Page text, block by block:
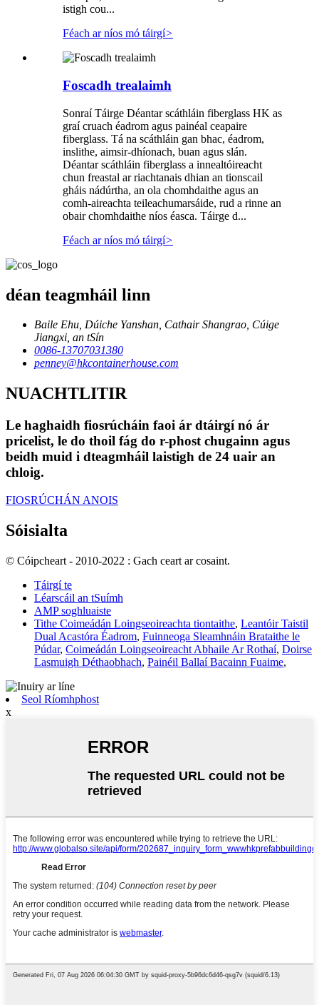
istigh cou...
Féach ar níos mó táirgí>
Foscadh trealaimh
Sonraí Táirge Déantar scáthláin fiberglass HK as
graí cruach éadrom agus painéal ceapaire
fiberglass. Tá na scáthláin gan bhac, éadrom,
inslithe, aimsir-dhíonach, buan agus slán.
Déantar scáthláin fiberglass a innealtóireacht
chun freastal ar riachtanais dhian an tionscail
gháis nádúrtha, an ola chomhdaithe agus an
comh-aireachta teileachumarsáide, rud a rinne an
obair chomhdaithe níos éasca. Táirge d...
Féach ar níos mó táirgí>
déan teagmháil linn
Baile Ehu, Dúiche Yanshan, Cathair Shangrao, Cúige
Jiangxi, an tSín
0086-13707031380
penney@hkcontainerhouse.com
NUACHTLITIR
Le haghaidh fiosrúcháin faoi ár dtáirgí nó ár
pricelist, le do thoil fág do r-phost chugainn agus
beidh muid i dteagmháil laistigh de 24 uair an
chloig.
FIOSRÚCHÁN ANOIS
Sóisialta
© Cóipcheart - 2010-2022 : Gach ceart ar cosaint.
Táirgí te
Léarscáil an tSuímh
AMP soghluaiste
Tithe Coimeádán Loingseoireachta tiontaithe, Leantóir Taistil
Dual Acastóra Éadrom, Fuinneoga Sleamhnáin Brataithe le
Púdar, Coimeádán Loingseoireacht Abhaile Ar Rothaí, Doirse
Lasmuigh Déthaobhach, Painéil Ballaí Bacainn Fuaime,
Seol Ríomhphost
x